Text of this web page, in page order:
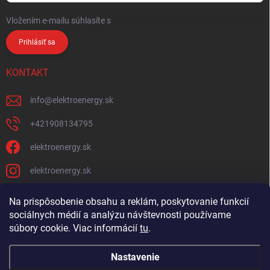
Na prispôsobenie obsahu a reklám, poskytovanie funkcií
sociálnych médií a analýzu návštevnosti používame
súbory cookie. Viac informácií tu.
Nastavenie
Vložením e-mailu súhlasíte s
Prihlásiť sa
KONTAKT
info@elektroenergy.sk
+421908134795
elektroenergy.sk
elektroenergy.sk
Podmienky ochrany osobných údajov
Kontakty
Obchodné podmienky